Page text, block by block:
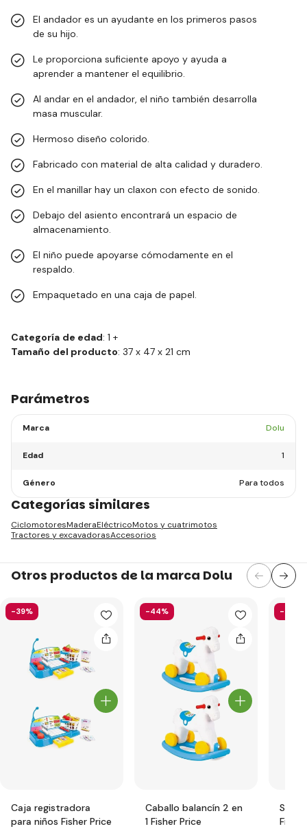
El andador es un ayudante en los primeros pasos
de su hijo.
Le proporciona suficiente apoyo y ayuda a
aprender a mantener el equilibrio.
Al andar en el andador, el niño también desarrolla
masa muscular.
Hermoso diseño colorido.
Fabricado con material de alta calidad y duradero.
En el manillar hay un claxon con efecto de sonido.
Debajo del asiento encontrará un espacio de
almacenamiento.
El niño puede apoyarse cómodamente en el
respaldo.
Empaquetado en una caja de papel.
Categoría de edad: 1 +
Tamaño del producto: 37 x 47 x 21 cm
Parámetros
Marca Dolu
Edad 1
Género Para todos
Categorías similares
CiclomotoresMaderaEléctricoMotos y cuatrimotos
Tractores y excavadorasAccesorios
Otros productos de la marca Dolu
-39%
Caja registradora
para niños Fisher Price
-44%
Caballo balancín 2 en
1 Fisher Price
-44%